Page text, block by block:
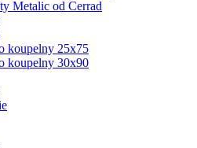
Metalic od Cerrad
koupelny 25x75
koupelny 30x90